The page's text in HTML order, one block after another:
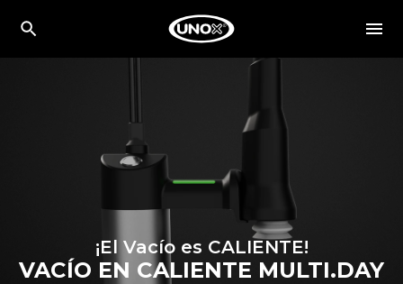
¡El Vacío es CALIENTE!
VACÍO EN CALIENTE MULTI.DAY